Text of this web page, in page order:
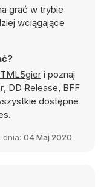
grać w trybie
wciągające
i poznaj
, DD Release, BFF
dostępne
dnia: 04 Maj 2020